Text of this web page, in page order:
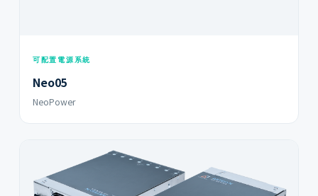
可配置電源系統
Neo05
NeoPower